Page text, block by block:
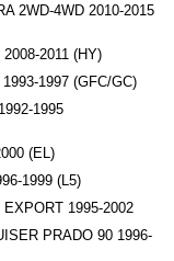
2WD-4WD 2010-2015
2011 (HY)
1997 (GFC/GC)
1995
(EL)
1999 (L5)
1995-2002
PRADO 90 1996-